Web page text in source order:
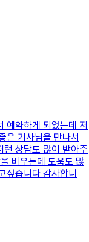
예약하게 되었는데 저
은 기사님을 만나서
런 상담도 많이 받아주
비우는데 도움도 많
싶습니다 감사합니